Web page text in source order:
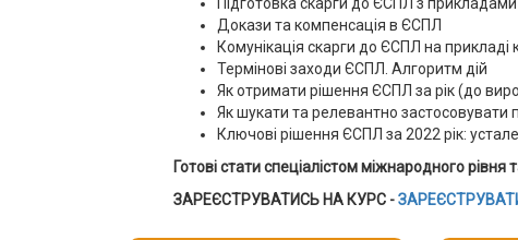
Докази та компенсація в ЄСПЛ
Комунікація скарги до ЄСПЛ на прикладі
Термінові заходи ЄСПЛ. Алгоритм дій
Як отримати рішення ЄСПЛ за рік (до
Як шукати та релевантно застосовувати
Ключові рішення ЄСПЛ за 2022 рік:
Готові стати спеціалістом міжнародного
ЗАРЕЄСТРУВАТИСЬ НА КУРС -